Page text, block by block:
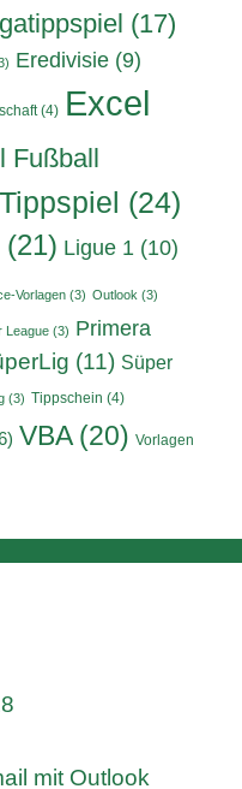
(17)
Eredivisie (9)
(4) Excel
Fußball
(24)
(21) Ligue 1 (10)
Vorlagen (3) Outlook (3)
League (3) Primera
(11) Süper
(3) Tippschein (4)
VBA(20) Vorlagen
mit Outlook